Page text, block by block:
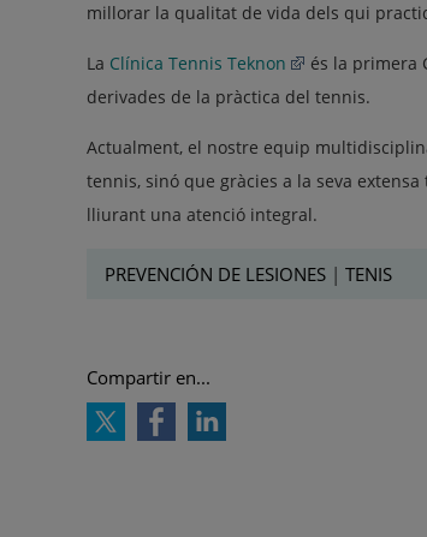
millorar la qualitat de vida dels qui
La Clínica Tennis Teknon
és la primera
derivades de la pràctica del tennis.
Actualment, el nostre equip
tennis, sinó que gràcies a la seva
lliurant una atenció integral.
PREVENCIÓN DE LESIONES | TENIS
Compartir en...